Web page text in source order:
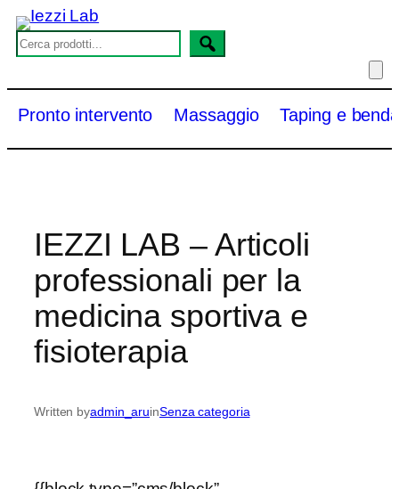
Vai
contenuto
S
e
a
r
h
Pronto intervento Massaggio Taping e
IEZZI LAB – Articoli
professionali per la
medicina sportiva e
fisioterapia
Written byadmin_aruinSenza categoria